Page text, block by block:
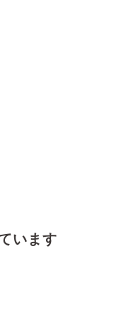
います